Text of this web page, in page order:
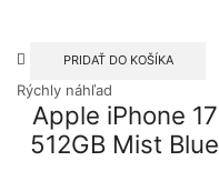
PRIDAŤ DO KOŠÍKA
Rýchly náhľad
Apple iPhone 17
512GB Mist Blue